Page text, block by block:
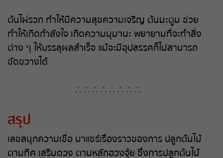
ต้นไผ่รวก ทำให้มีความสุขความเจริญ ต้นมะตูม ช่วย
ทำให้เกิดกำลังใจ เกิดความมุมานะ พยายามที่จะทำสิ่ง
ต่าง ๆ ให้บรรลุผลสำเร็จ แม้จะมีอุปสรรคก็ไม่สามารถ
ขัดขวางได้
∴ ∴ ∴ ∴ ∴ ∴ ∴ ∴
สรุป
เลขสนุกความเชื่อ มาแชร์เรื่องราวของการ ปลูกต้นไม้
ตามทิศ เสริมดวง ตามหลักฮวงจุ้ย ซึ่งการปลูกต้นไม้